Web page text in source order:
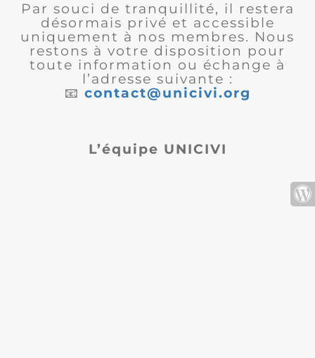
Par souci de tranquillité, il restera
désormais privé et accessible
uniquement à nos membres. Nous
restons à votre disposition pour
toute information ou échange à
l’adresse suivante :
📧 contact@unicivi.org
L’équipe UNICIVI